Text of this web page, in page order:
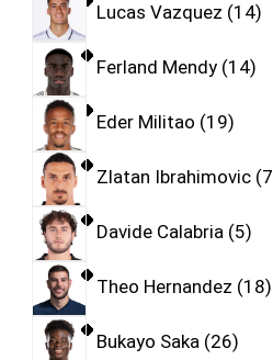
Lucas Vazquez 14
Ferland Mendy 14
Eder Militao 19
Zlatan Ibrahimovic 7
Davide Calabria 5
Theo Hernandez 18
Bukayo Saka 26